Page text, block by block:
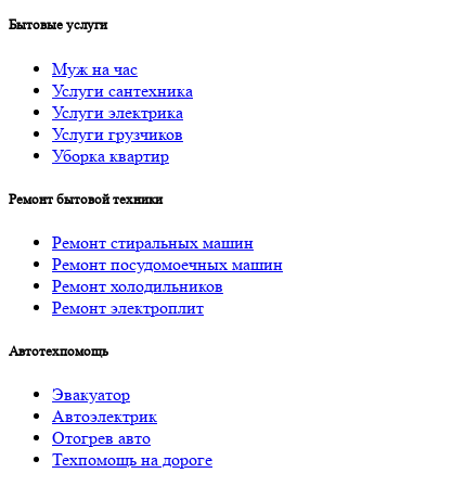
Бытовые услуги
Муж на час
Услуги cантехника
Услуги электрика
Услуги грузчиков
Уборка квартир
Ремонт бытовой техники
Ремонт стиральных машин
Ремонт посудомоечных машин
Ремонт холодильников
Ремонт электроплит
Автотехпомощь
Эвакуатор
Автоэлектрик
Отогрев авто
Техпомощь на дороге